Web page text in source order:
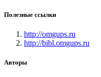
Полезные ссылки
http://omgups.ru
http://bibl.omgups.ru
Авторы